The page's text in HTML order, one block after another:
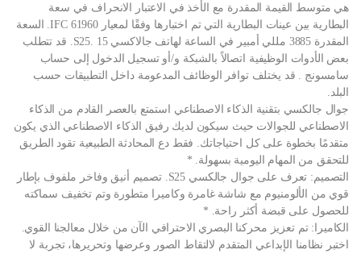
هي متوسط القيمة المقدرة مع الأخذ في الاعتبار الانحراف في سعة
البطارية بين عينات البطارية التي تم اختبارها وفقًا لمعيار IFC 61960. السعة
المقدرة 3885 مللي أمبير في الساعة لهاتف جالاكسي S25. 15. قد تتطلب
بعض الأدوات الوظيفية اتصالاً بالشبكة و/أو تسجيل الدخول إلى حساب
سامسونج . قد يختلف توافر الوظائف المدعومة داخل التطبيقات حسب
البلد.
جوال جالكسي بتقنية الذكاء الاصطناعي استمتع بالعصر القادم من الذكاء
الاصطناعي للجوالات حيث سيكون لديك رفيق الذكاء الاصطناعي الذي يكون
متقدمًا بخطوة على كل احتياجاتك. فقط دع المحادثة الطبيعية تقود الطريق
للتحقق من المهام اليومية بسهولة. *
التصميم: تعرف على جوال جالكسي S25. تصميم أنيق وفاخر ملفوف بإطار
قوي من الألومنيوم مع شاشة غامرة وكاميرا متطورة وتم تخفيف سماكته
للحصول على قبضة أكثر راحة. *
الكاميرا: تم تعزيز محركنا البصري الاحترافي الآن من خلال معالجنا القوي.
اختبر نظامنا الإبداعي المتقدم لالتقاط الصور وعرضها وتحريرها، تجربة لا